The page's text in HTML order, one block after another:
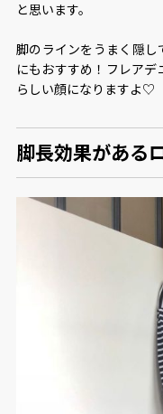
と思います。
脚のラインをうまく隠
にもおすすめ！フレア
らしい顔になりますよ♡
脚長効果がある